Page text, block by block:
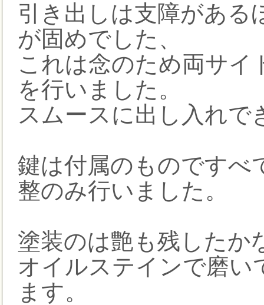
引き出しは支障がある
が固めでした、
これは念のため両サイ
を行いました。
スムースに出し入れ
鍵は付属のものですべ
整のみ行いました。
塗装のは艶も残したか
オイルステインで磨い
ます。